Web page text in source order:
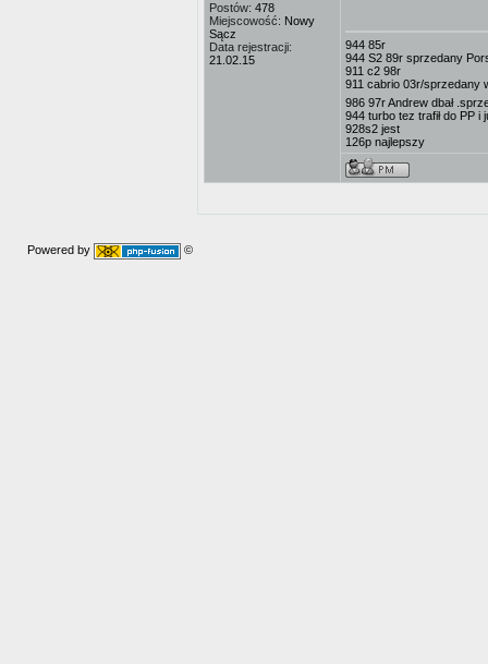
Postów: 478
Miejscowość: Nowy
Sącz
Data rejestracji:
21.02.15
944 85r
944 S2 89r sprzedany
911 c2 98r
911 cabrio 03r/sprzedany
986 97r Andrew dbał
944 turbo tez trafił do PP i
928s2 jest
126p najlepszy
Powered by ©